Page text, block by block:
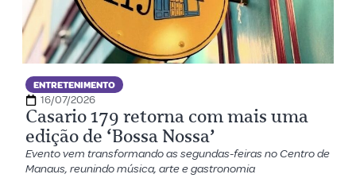
ENTRETENIMENTO
16/07/2026
Casario 179 retorna com mais uma
edição de ‘Bossa Nossa’
Evento vem transformando as segundas-feiras no Centro de
Manaus, reunindo música, arte e gastronomia